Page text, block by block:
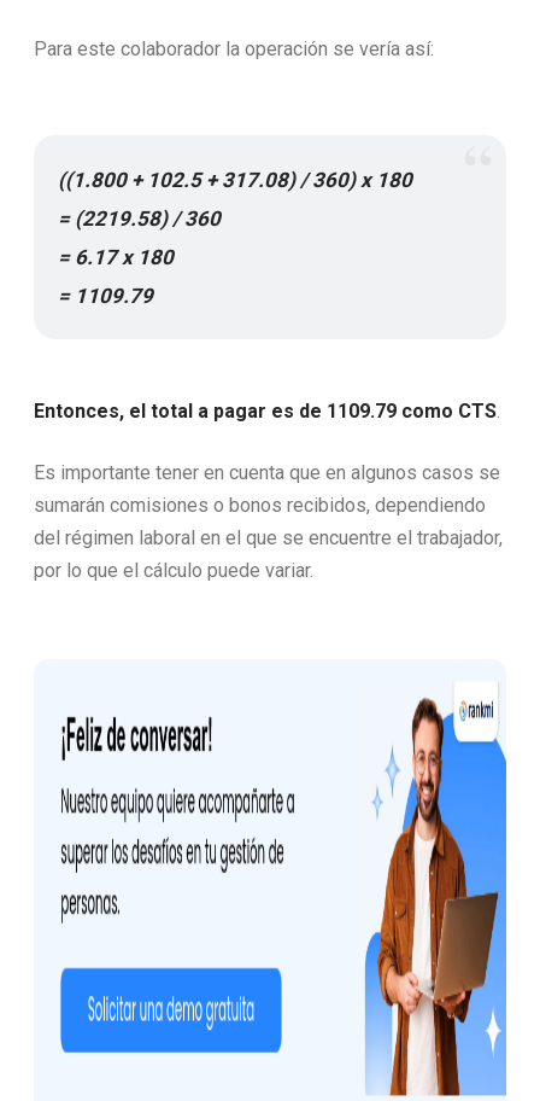
Para este colaborador la operación se vería así:
((1.800 + 102.5 + 317.08) / 360) x 180
= (2219.58) / 360
= 6.17 x 180
= 1109.79
Entonces, el total a pagar es de 1109.79 como CTS.
Es importante tener en cuenta que en algunos casos se
sumarán comisiones o bonos recibidos, dependiendo
del régimen laboral en el que se encuentre el trabajador,
por lo que el cálculo puede variar.